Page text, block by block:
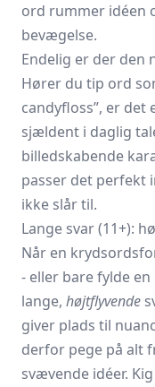
ord rummer idéen
bevægelse.
Endelig er der den
Hører du tip ord
candyfloss”, er
sjældent i daglig
billedskabende
passer det perfekt
ikke slår til.
Lange svar (11+):
Når en
- eller bare fylde
lange, højtflyvende
giver plads til
derfor pege på alt
svævende idéer.